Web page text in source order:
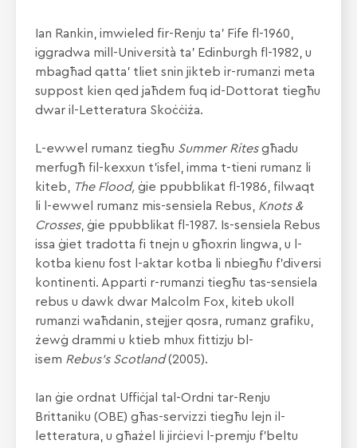
Ian Rankin, imwieled fir-Renju ta’ Fife fl-1960,
iggradwa mill-Università ta’ Edinburgh fl-1982, u
mbagħad qatta’ tliet snin jikteb ir-rumanzi meta
suppost kien qed jaħdem fuq id-Dottorat tiegħu
dwar il-Letteratura Skoċċiża.
L-ewwel rumanz tiegħu Summer Ritesgħadu
merfugħ fil-kexxun t’isfel, imma t-tieni rumanz li
kiteb,
The Flood, ġie ppubblikat fl-1986, filwaqt
li l-ewwel rumanz mis-sensiela Rebus, Knots &
Crosses, ġie ppubblikat fl-1987. Is-sensiela Rebus
issa ġiet tradotta fi tnejn u għoxrin lingwa, u l-
kotba kienu fost l-aktar kotba li nbiegħu f’diversi
kontinenti. Apparti r-rumanzi tiegħu tas-sensiela
rebus u dawk dwar Malcolm Fox, kiteb ukoll
rumanzi waħdanin, stejjer qosra, rumanz grafiku,
żewġ drammi u ktieb mhux fittizju bl-
isem Rebus’s Scotland(2005).
Ian ġie ordnat Uffiċjal tal-Ordni tar-Renju
Brittaniku (OBE) għas-servizzi tiegħu lejn il-
letteratura, u għażel li jirċievi l-premju f’beltu